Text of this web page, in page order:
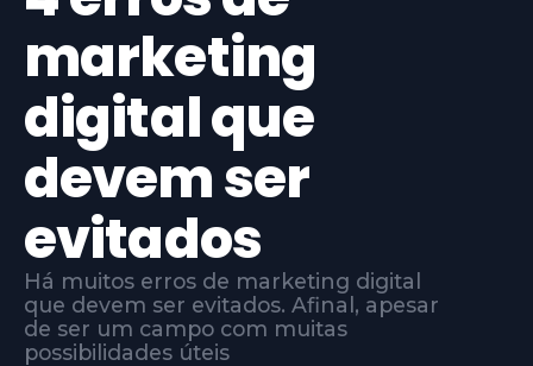
marketing
digital que
devem ser
evitados
Há muitos erros de marketing digital
que devem ser evitados. Afinal, apesar
de ser um campo com muitas
possibilidades úteis